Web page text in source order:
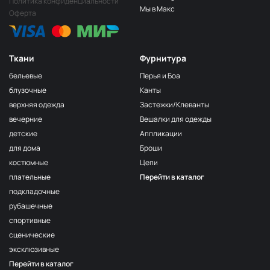
Песочный
ДЛ203
Светло-бежевый
ДЛ208
Светло-серый
ДЛ209
Светло-голубой
ДЛ210
ДЛ211
ДЛ212
Серо лиловый
ДЛ213
ДЛ217
Синий
Черный
пыльно голубой
светлая пудра
Ткани
бельевые
блузочные
верхняя одежда
вечерние
детские
для дома
костюмные
плательные
подкладочные
рубашечные
спортивные
сценические
эксклюзивные
Перейти в каталог
Фурнитура
Перья и Боа
Канты
Застежки/Клеванты
Вешалки для одежды
Аппликации
Броши
Цепи
Перейти в каталог
Оферта
Мы в Макс